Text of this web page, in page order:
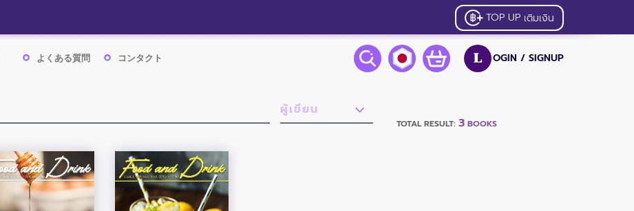
TOP UP เติมเงิน
L OGIN / SIGNUP
よくある質問 コンタクト
TOTAL RESULT: 3BOOKS